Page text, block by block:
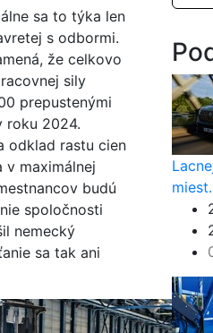
sa to týka len
s odbormi.
že celkovo
sily
prepustenými
roku 2024.
odklad rastu cien
v maximálnej
budú
spoločnosti
nemecký
sa tak ani